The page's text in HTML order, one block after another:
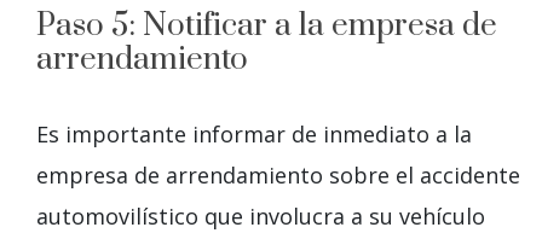
Paso 5: Notificar a la empresa de
arrendamiento
Es importante informar de inmediato a la
empresa de arrendamiento sobre el accidente
automovilístico que involucra a su vehículo